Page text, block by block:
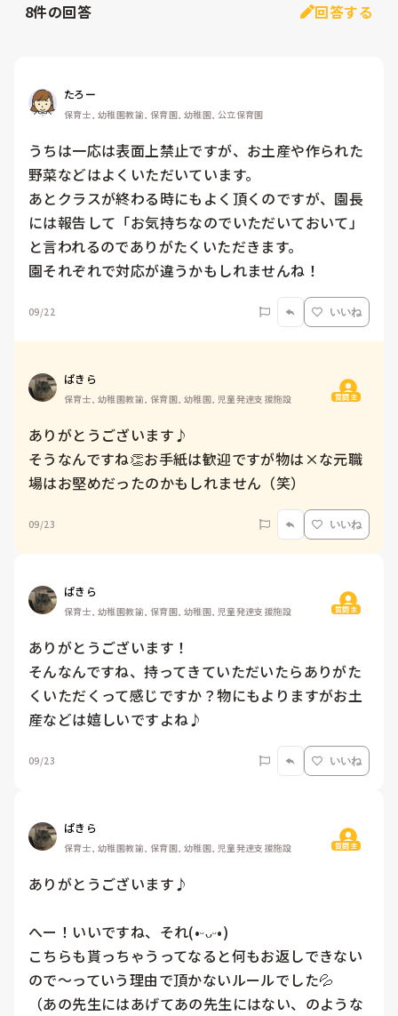
8件の回答 回答する
たろー
保育士, 幼稚園教諭, 保育園, 幼稚園, 公立保育園
うちは一応は表面上禁止ですが、お土産や作られた
野菜などはよくいただいています。
あとクラスが終わる時にもよく頂くのですが、園長
には報告して「お気持ちなのでいただいておいて」
と言われるのでありがたくいただきます。
園それぞれで対応が違うかもしれませんね！
09/22 いいね
ぱきら
保育士, 幼稚園教諭, 保育園, 幼稚園, 児童発達支援施設 質問主
ありがとうございます♪
そうなんですね👏お手紙は歓迎ですが物は×な元職
場はお堅めだったのかもしれません（笑）
09/23 いいね
ぱきら
保育士, 幼稚園教諭, 保育園, 幼稚園, 児童発達支援施設 質問主
ありがとうございます！
そんなんですね、持ってきていただいたらありがた
くいただくって感じですか？物にもよりますがお土
産などは嬉しいですよね♪
09/23 いいね
ぱきら
保育士, 幼稚園教諭, 保育園, 幼稚園, 児童発達支援施設 質問主
ありがとうございます♪
へー！いいですね、それ(•ᵕᴗᵕ•)
こちらも貰っちゃうってなると何もお返しできない
ので〜っていう理由で頂かないルールでした💦
（あの先生にはあげてあの先生にはない、のような